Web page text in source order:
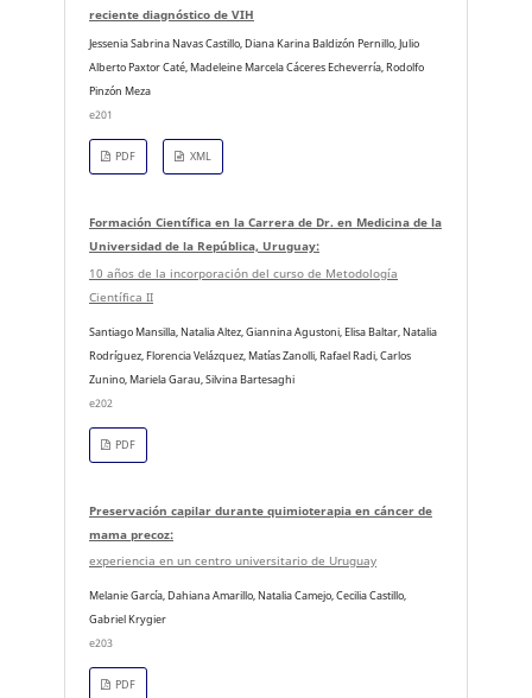
reciente diagnóstico de VIH
Jessenia Sabrina Navas Castillo, Diana Karina Baldizón Pernillo, Julio
Alberto Paxtor Caté, Madeleine Marcela Cáceres Echeverría, Rodolfo
Pinzón Meza
e201
PDF XML
Formación Científica en la Carrera de Dr. en Medicina de la
Universidad de la República, Uruguay:
10 años de la incorporación del curso de Metodología
Científica II
Santiago Mansilla, Natalia Altez, Giannina Agustoni, Elisa Baltar, Natalia
Rodríguez, Florencia Velázquez, Matías Zanolli, Rafael Radi, Carlos
Zunino, Mariela Garau, Silvina Bartesaghi
e202
PDF
Preservación capilar durante quimioterapia en cáncer de
mama precoz:
experiencia en un centro universitario de Uruguay
Melanie García, Dahiana Amarillo, Natalia Camejo, Cecilia Castillo,
Gabriel Krygier
e203
PDF